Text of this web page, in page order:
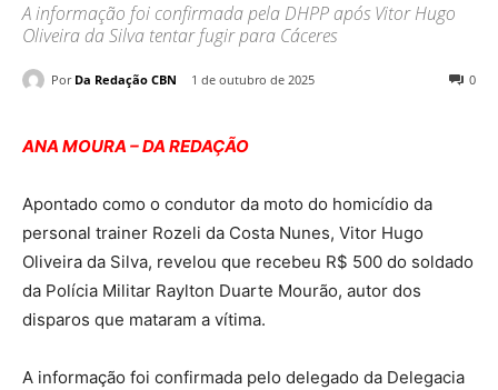
A informação foi confirmada pela DHPP após Vitor Hugo
Oliveira da Silva tentar fugir para Cáceres
Por Da Redação CBN 1 de outubro de 2025 0
ANA MOURA – DA REDAÇÃO
Apontado como o condutor da moto do homicídio da
personal trainer Rozeli da Costa Nunes, Vitor Hugo
Oliveira da Silva, revelou que recebeu R$ 500 do soldado
da Polícia Militar Raylton Duarte Mourão, autor dos
disparos que mataram a vítima.
A informação foi confirmada pelo delegado da Delegacia